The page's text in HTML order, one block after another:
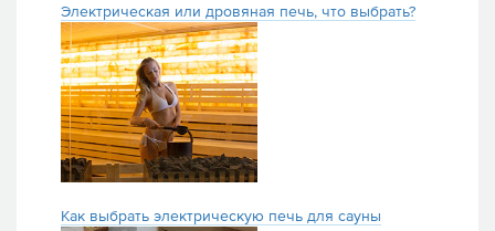
Электрическая или дровяная печь, что выбрать?
Как выбрать электрическую печь для сауны